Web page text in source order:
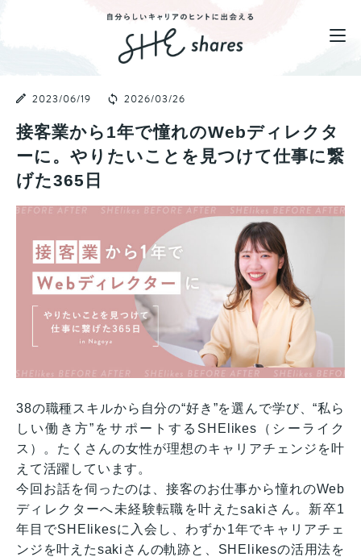
2023/06/19 2026/03/26
接客業から1年で憧れのWebディレクタ
ーに。やりたいことを見つけて仕事に繋
げた365日
38の職種スキルから自分の“好き”を選んで学び、“私ら
しい働き方”をサポートするSHElikes（シーライク
ス）。たくさんの女性が理想のキャリアチェンジを叶
えて活躍しています。
今回お話を伺ったのは、接客のお仕事から憧れのWeb
ディレクターへ未経験転職を叶えたsakiさん。新卒1
年目でSHElikesに入会し、わずか1年でキャリアチェ
ンジを叶えたsakiさんの軌跡と、SHElikesの活用法を